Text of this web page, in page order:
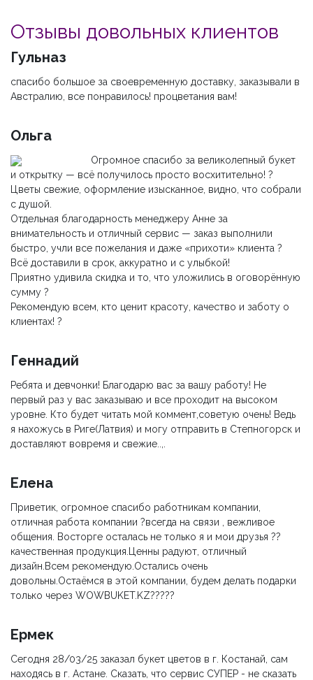
Отзывы довольных клиентов
Гульназ
спасибо большое за своевременную доставку, заказывали в
Австралию, все понравилось! процветания вам!
Ольга
Огромное спасибо за великолепный букет
и открытку — всё получилось просто восхитительно! ?
Цветы свежие, оформление изысканное, видно, что собрали
с душой.
Отдельная благодарность менеджеру Анне за
внимательность и отличный сервис — заказ выполнили
быстро, учли все пожелания и даже «прихоти» клиента ?
Всё доставили в срок, аккуратно и с улыбкой!
Приятно удивила скидка и то, что уложились в оговорённую
сумму ?
Рекомендую всем, кто ценит красоту, качество и заботу о
клиентах! ?
Геннадий
Ребята и девчонки! Благодарю вас за вашу работу! Не
первый раз у вас заказываю и все проходит на высоком
уровне. Кто будет читать мой коммент,советую очень! Ведь
я нахожусь в Риге(Латвия) и могу отправить в Степногорск и
доставляют вовремя и свежие..,.
Елена
Приветик, огромное спасибо работникам компании,
отличная работа компании ?всегда на связи , вежливое
общения. Восторге осталась не только я и мои друзья ??
качественная продукция.Ценны радуют, отличный
дизайн.Всем рекомендую.Остались очень
довольны.Остаёмся в этой компании, будем делать подарки
только через WOWBUKET.KZ?????
Ермек
Сегодня 28/03/25 заказал букет цветов в г. Костанай, сам
находясь в г. Астане. Сказать, что сервис СУПЕР - не сказать